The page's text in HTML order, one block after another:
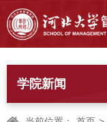
学院新闻